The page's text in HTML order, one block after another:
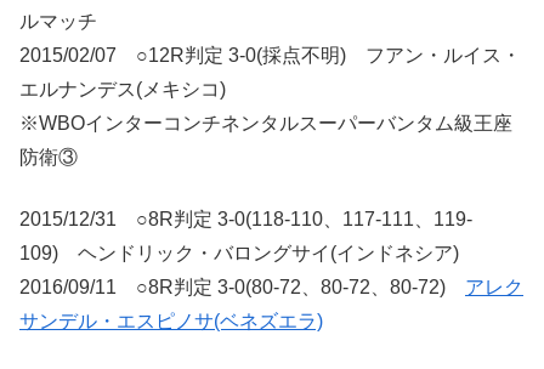
ルマッチ
2015/02/07 ○12R判定 3-0(採点不明) フアン・ルイス・
エルナンデス(メキシコ)
※WBOインターコンチネンタルスーパーバンタム級王座
防衛③
2015/12/31 ○8R判定 3-0(118-110、117-111、119-
109) ヘンドリック・バロングサイ(インドネシア)
2016/09/11 ○8R判定 3-0(80-72、80-72、80-72) アレク
サンデル・エスピノサ(ベネズエラ)